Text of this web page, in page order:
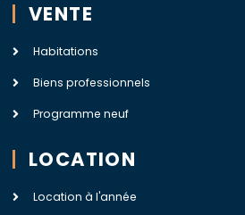
VENTE
Habitations
Biens professionnels
Programme neuf
LOCATION
Location à l'année